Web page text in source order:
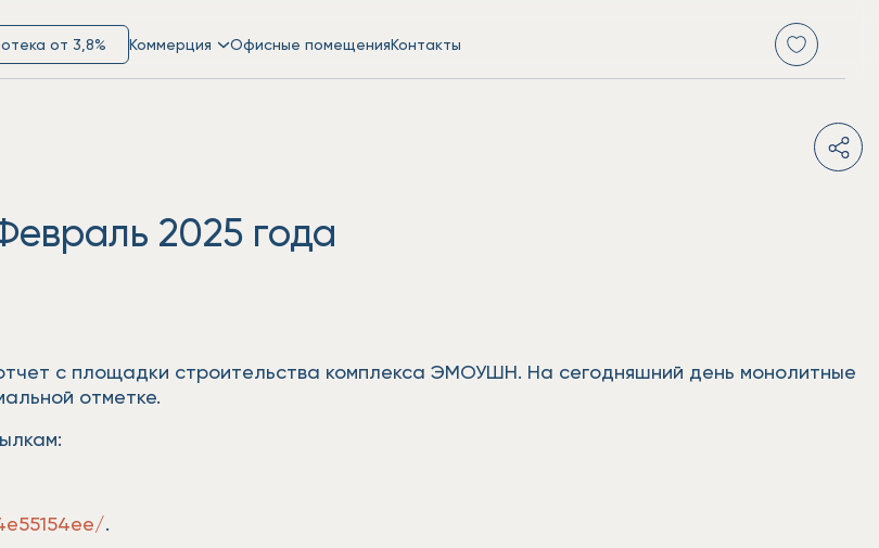
от 3,8% Коммерция Офисные помещенияКонтакты
2025 года
с площадки строительства комплекса ЭМОУШН. На сегодняшний день монолитные
отметке.
.